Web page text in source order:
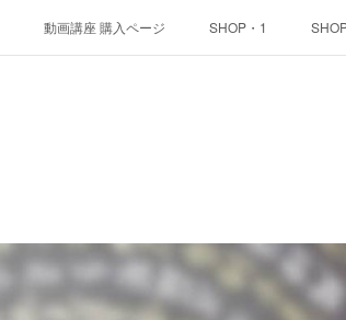
動画講座 購入ページ SHOP・1